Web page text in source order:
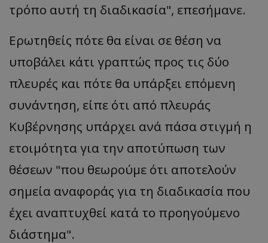
τρόπο αυτή τη διαδικασία", επεσήμανε.
Ερωτηθείς πότε θα είναι σε θέση να
υποβάλει κάτι γραπτώς προς τις δύο
πλευρές και πότε θα υπάρξει επόμενη
συνάντηση, είπε ότι από πλευράς
Κυβέρνησης υπάρχει ανά πάσα στιγμή η
ετοιμότητα για την αποτύπωση των
θέσεων "που θεωρούμε ότι αποτελούν
σημεία αναφοράς για τη διαδικασία που
έχει αναπτυχθεί κατά το προηγούμενο
διάστημα".